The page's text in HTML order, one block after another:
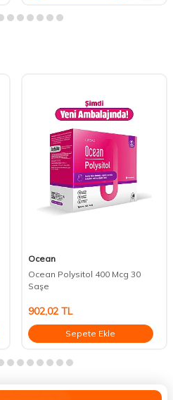
Ocean
Ocean Polysitol 400 Mcg 30
Saşe
902,02TL
Sepete Ekle